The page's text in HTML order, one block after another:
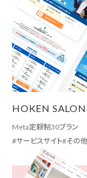
HOKEN
Meta定額制30プラン
サービスサイト その他